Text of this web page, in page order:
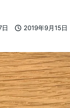
2019年9月15日